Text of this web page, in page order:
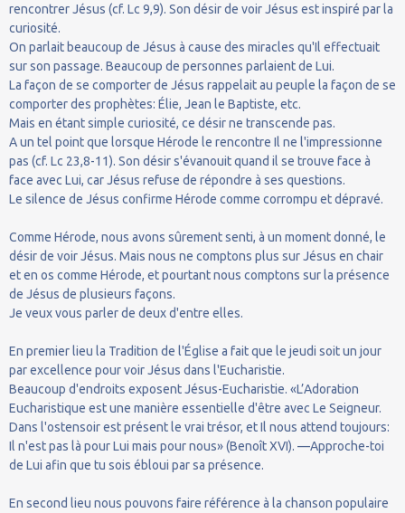
rencontrer Jésus (cf. Lc 9,9). Son désir de voir Jésus est inspiré par la
curiosité.
On parlait beaucoup de Jésus à cause des miracles qu'Il effectuait
sur son passage. Beaucoup de personnes parlaient de Lui.
La façon de se comporter de Jésus rappelait au peuple la façon de se
comporter des prophètes: Élie, Jean le Baptiste, etc.
Mais en étant simple curiosité, ce désir ne transcende pas.
A un tel point que lorsque Hérode le rencontre Il ne l'impressionne
pas (cf. Lc 23,8-11). Son désir s'évanouit quand il se trouve face à
face avec Lui, car Jésus refuse de répondre à ses questions.
Le silence de Jésus confirme Hérode comme corrompu et dépravé.
Comme Hérode, nous avons sûrement senti, à un moment donné, le
désir de voir Jésus. Mais nous ne comptons plus sur Jésus en chair
et en os comme Hérode, et pourtant nous comptons sur la présence
de Jésus de plusieurs façons.
Je veux vous parler de deux d'entre elles.
En premier lieu la Tradition de l'Église a fait que le jeudi soit un jour
par excellence pour voir Jésus dans l'Eucharistie.
Beaucoup d'endroits exposent Jésus-Eucharistie. «L’Adoration
Eucharistique est une manière essentielle d'être avec Le Seigneur.
Dans l'ostensoir est présent le vrai trésor, et Il nous attend toujours:
Il n'est pas là pour Lui mais pour nous» (Benoît XVI). —Approche-toi
de Lui afin que tu sois ébloui par sa présence.
En second lieu nous pouvons faire référence à la chanson populaire